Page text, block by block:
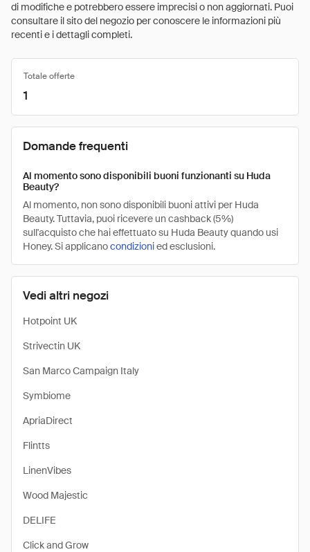
di modifiche e potrebbero essere imprecisi o non aggiornati. Puoi
consultare il sito del negozio per conoscere le informazioni più
recenti e i dettagli completi.
Vedi altri negozi
Hotpoint UK
Strivectin UK
San Marco Campaign Italy
Symbiome
ApriaDirect
Flintts
LinenVibes
Wood Majestic
DELIFE
Click and Grow
Totale offerte
1
Domande frequenti
Al momento sono disponibili buoni funzionanti su Huda
Beauty?
Al momento, non sono disponibili buoni attivi per Huda
Beauty. Tuttavia, puoi ricevere un cashback (5%)
sull'acquisto che hai effettuato su Huda Beauty quando usi
Honey. Si applicanocondizionied esclusioni.